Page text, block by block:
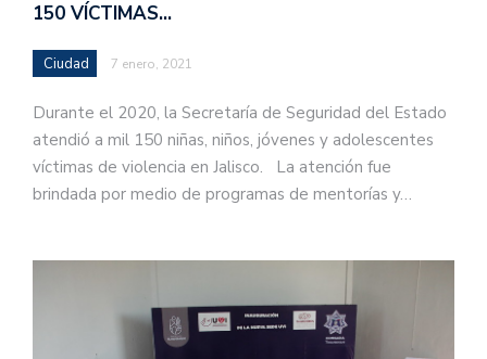
150 VÍCTIMAS…
Ciudad 7 enero, 2021
Durante el 2020, la Secretaría de Seguridad del Estado
atendió a mil 150 niñas, niños, jóvenes y adolescentes
víctimas de violencia en Jalisco. La atención fue
brindada por medio de programas de mentorías y…